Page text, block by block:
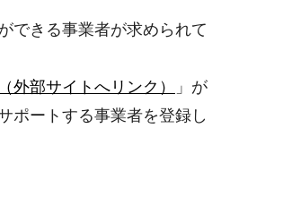
できる事業者が求められて
外部サイトへリンク）
」が
ポートする事業者を登録し